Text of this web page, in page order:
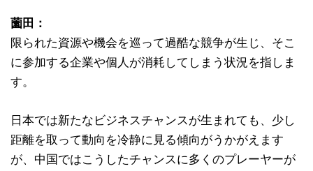
薗田：
限られた資源や機会を巡って過酷な競争が生じ、そこ
に参加する企業や個人が消耗してしまう状況を指しま
す。
日本では新たなビジネスチャンスが生まれても、少し
距離を取って動向を冷静に見る傾向がうかがえます
が、中国ではこうしたチャンスに多くのプレーヤーが